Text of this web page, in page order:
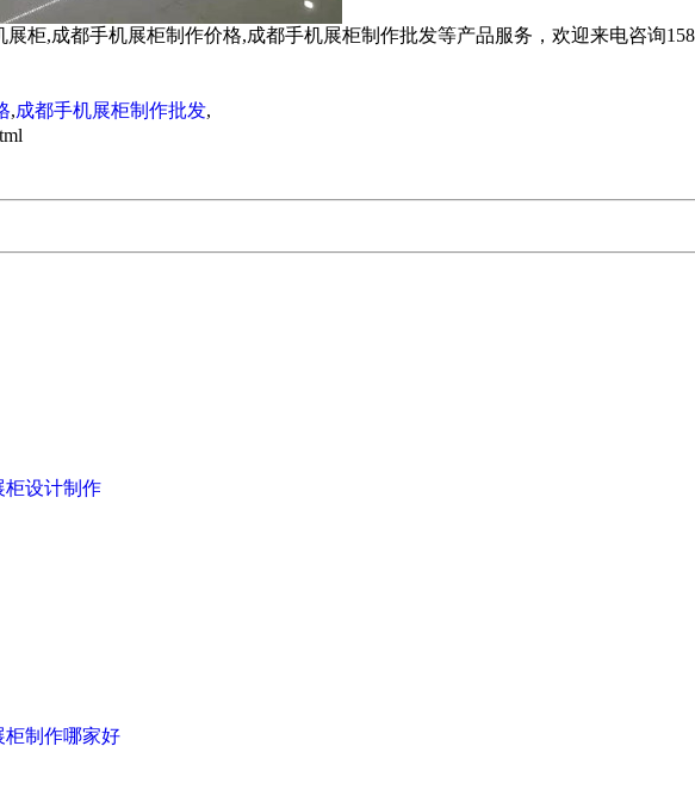
柜,成都手机展柜制作价格,成都手机展柜制作批发等产品服务，欢迎来电咨询
,成都手机展柜制作批发,
柜设计制作
柜制作哪家好